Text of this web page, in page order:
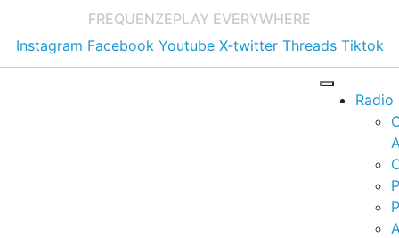
FREQUENZEPLAY EVERYWHERE
Instagram Facebook Youtube X-twitter Threads Tiktok
Radio